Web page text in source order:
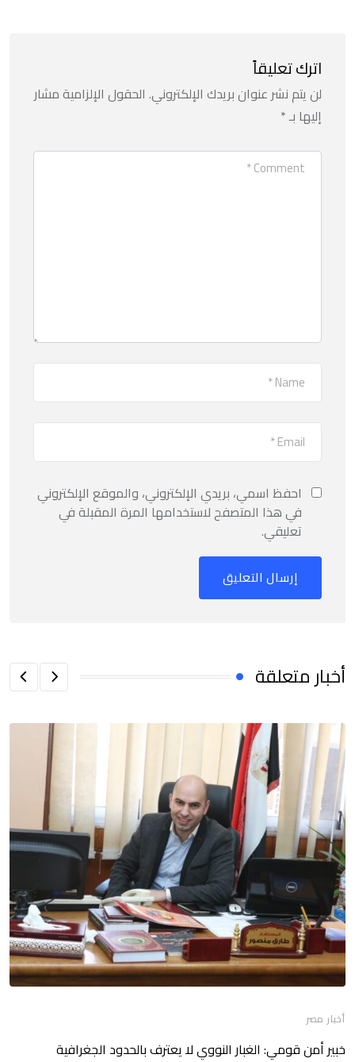
اترك تعليقاً
لن يتم نشر عنوان بريدك الإلكتروني. الحقول الإلزامية مشار
إليها بـ*
احفظ اسمي، بريدي الإلكتروني، والموقع الإلكتروني
في هذا المتصفح لاستخدامها المرة المقبلة في
تعليقي.
أخبار متعلقة
أخبار مصر
خبير أمن قومي: الغبار النووي لا يعترف بالحدود الجغرافية